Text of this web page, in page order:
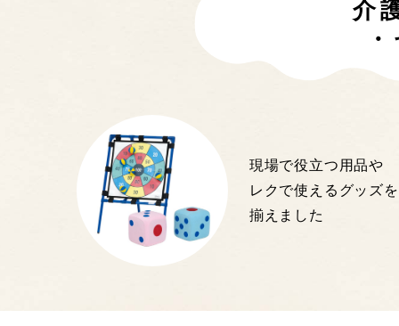
介
現場で役立つ用品や
レクで使えるグッズを
揃えました